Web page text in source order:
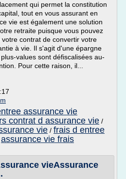
qui permet la constitution
tout en vous assurant en
vie est également une solution
retraite puisque vous pouvez
contrat de convertir votre
à vie. Il s'agit d'une épargne
values sont défiscalisées au-
Pour cette raison, il...
assurance vie
contrat d assurance vie /
vie / frais d entree
assurance vie frais
vieAssurance